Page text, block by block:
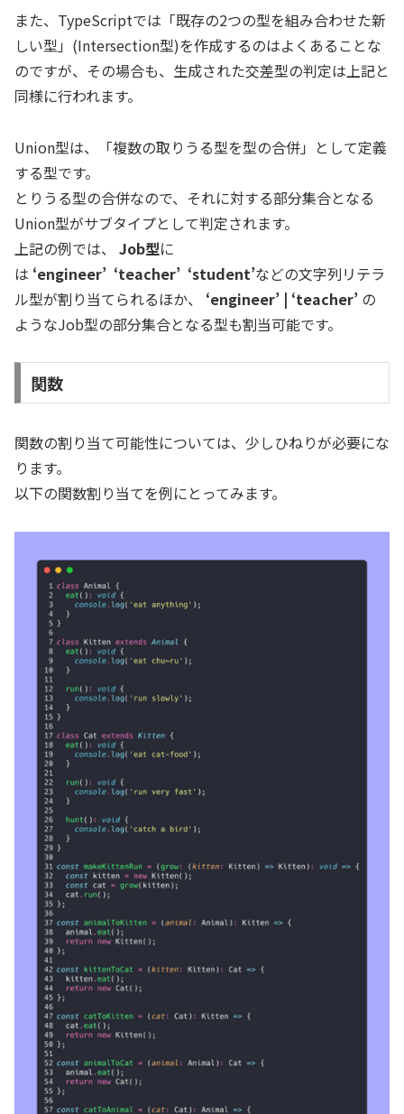
また、TypeScriptでは「既存の2つの型を組み合わせた新
しい型」(Intersection型)を作成するのはよくあることな
のですが、その場合も、生成された交差型の判定は上記と
同様に行われます。
Union型は、「複数の取りうる型を型の合併」として定義
する型です。
とりうる型の合併なので、それに対する部分集合となる
Union型がサブタイプとして判定されます。
上記の例では、 Job型に
は ‘engineer’ ‘teacher’ ‘student’などの文字列リテラ
ル型が割り当てられるほか、 ‘engineer’ | ‘teacher’ の
ようなJob型の部分集合となる型も割当可能です。
関数
関数の割り当て可能性については、少しひねりが必要にな
ります。
以下の関数割り当てを例にとってみます。